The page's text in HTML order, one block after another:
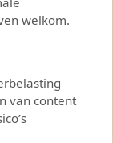
welkom.
van content